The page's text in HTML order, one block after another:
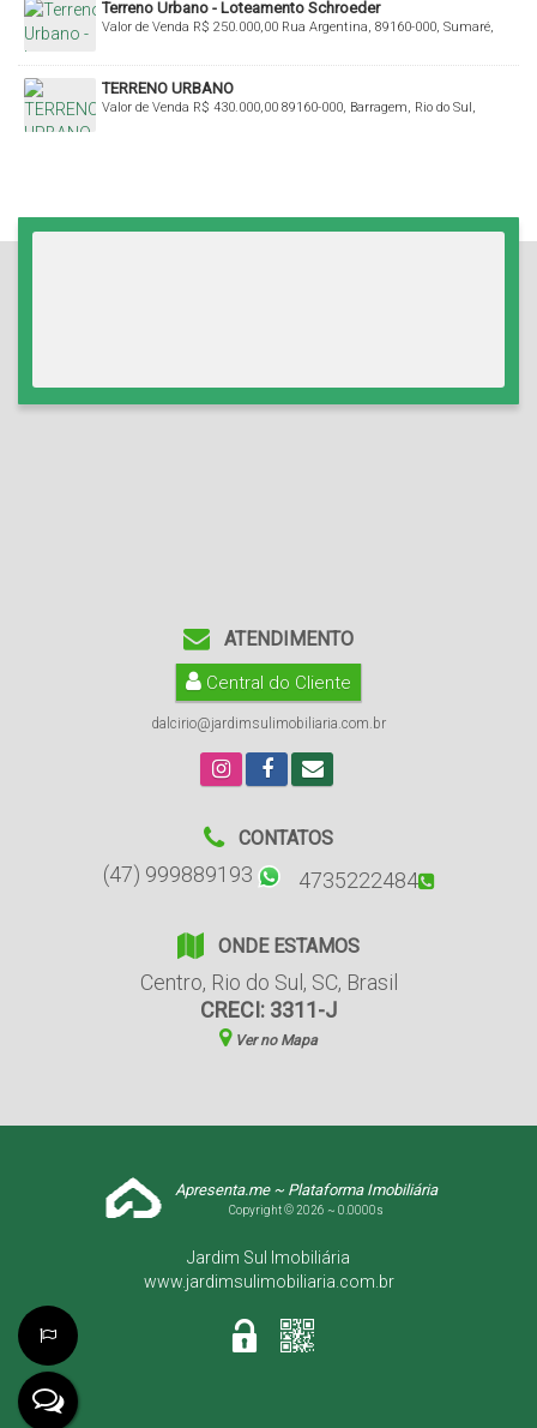
Terreno Urbano - Loteamento Schroeder
R$ 250.000,00
Valor de Venda
Rua Argentina, 89160-000, Sumaré,
TERRENO URBANO
R$ 430.000,00
Valor de Venda
89160-000, Barragem, Rio do Sul,
ATENDIMENTO
Central do Cliente
dalcirio@jardimsulimobiliaria.com.br
CONTATOS
(47) 999889193 4735222484
ONDE ESTAMOS
Centro, Rio do Sul , SC, Brasil
CRECI: 3311-J
Ver no Mapa
Apresenta.me ~ Plataforma Imobiliária
Copyright © 2026 ~ 0.0000s
Jardim Sul Imobiliária
www.jardimsulimobiliaria.com.br